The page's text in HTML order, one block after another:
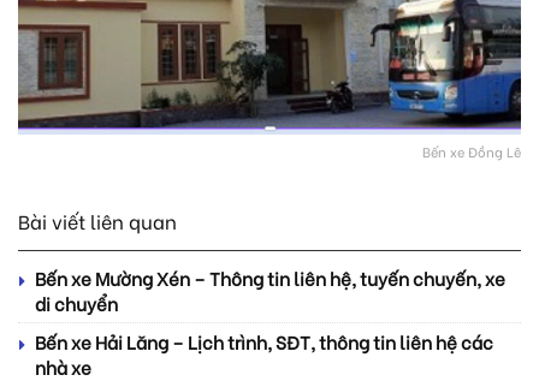
Bến xe Đồng Lê
Bài viết liên quan
Bến xe Mường Xén – Thông tin liên hệ, tuyến chuyến, xe
di chuyển
Bến xe Hải Lăng – Lịch trình, SĐT, thông tin liên hệ các
nhà xe